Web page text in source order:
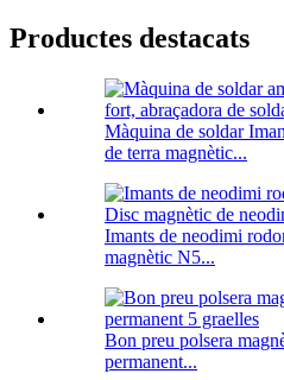
Productes destacats
Màquina de soldar
de terra magnètic...
Imants de neodimi
magnètic N5...
Bon preu polsera
permanent...